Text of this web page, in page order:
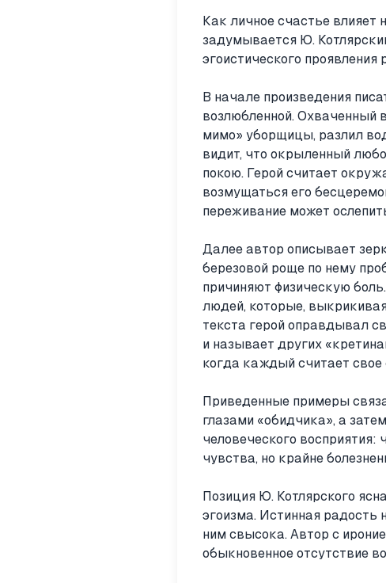
Как личное счастье
задумывается Ю.
эгоистического
В начале произведения
возлюбленной. Охваченный
мимо» уборщицы, разлил
видит, что окрыленный
покою. Герой считает
возмущаться его
переживание может
Далее автор описывает
березовой роще по нему
причиняют физическую
людей, которые,
текста герой оправдывал
и называет других
когда каждый считает
Приведенные примеры
глазами «обидчика», а
человеческого
чувства, но крайне
Позиция Ю. Котлярского
эгоизма. Истинная радость
ним свысока. Автор с
обыкновенное отсутствие